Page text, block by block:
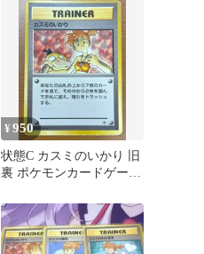
¥950
状態C カスミのいかり 旧
裏 ポケモンカードゲーム